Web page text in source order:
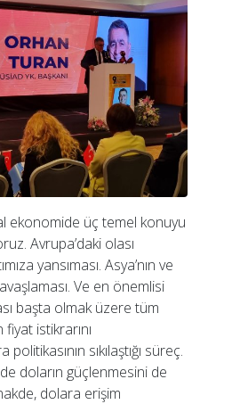
ekonomide üç temel konuyu
Avrupa’daki olası
yansıması. Asya’nın ve
Ve en önemlisi
başta olmak üzere tüm
istikrarını
sıkılaştığı süreç.
doların güçlenmesini de
dolara erişim